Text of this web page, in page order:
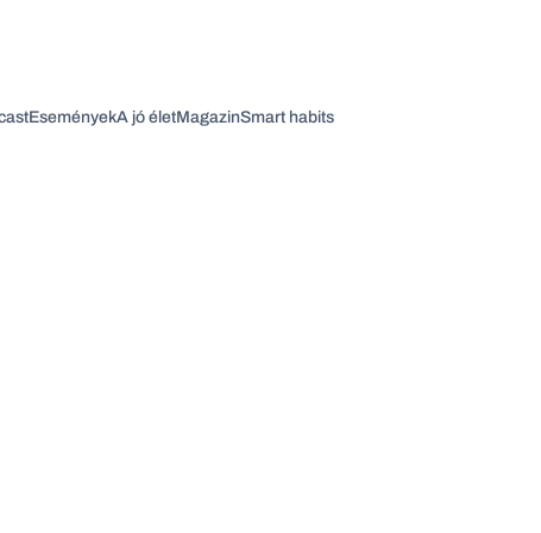
EseményekA jó életMagazinSmart habits